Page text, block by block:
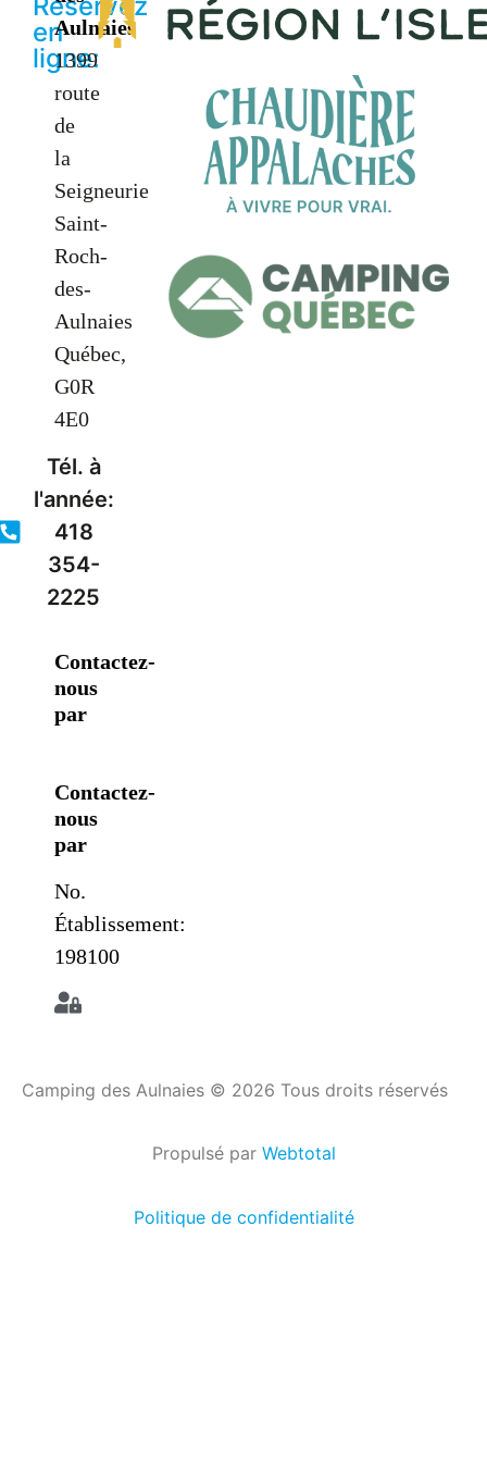
en
ligne:
Aulnaies
1399
route
de
la
Seigneurie
Saint-
Roch-
des-
Aulnaies
Québec,
G0R
4E0
Tél. à
l'année:
418
354-
2225
Contactez-
nous
par
Contactez-
nous
par
No.
Établissement:
198100
Camping des Aulnaies © 2026 Tous droits réservés
Propulsé par Webtotal
Politique de confidentialité